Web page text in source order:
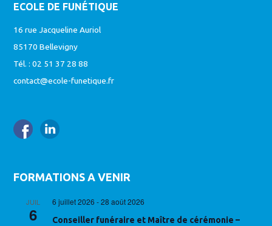
ECOLE DE FUNÉTIQUE
16 rue Jacqueline Auriol
85170 Bellevigny
Tél. : 02 51 37 28 88
contact@ecole-funetique.fr
FORMATIONS A VENIR
JUIL
6
6 juillet 2026 -28 août 2026
Conseiller funéraire et Maître de cérémonie –